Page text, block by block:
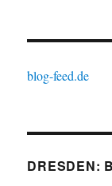
blog-feed.de
DRESDEN: